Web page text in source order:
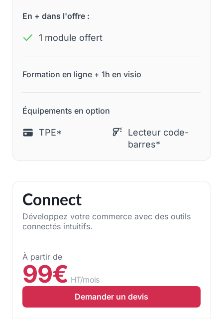
En + dans l'offre :
1 module offert
Formation en ligne + 1h en visio
Équipements en option
TPE*
Lecteur code-
barres*
Connect
Développez votre commerce avec des outils
connectés intuitifs.
À partir de
99€ HT/mois
Demander un devis